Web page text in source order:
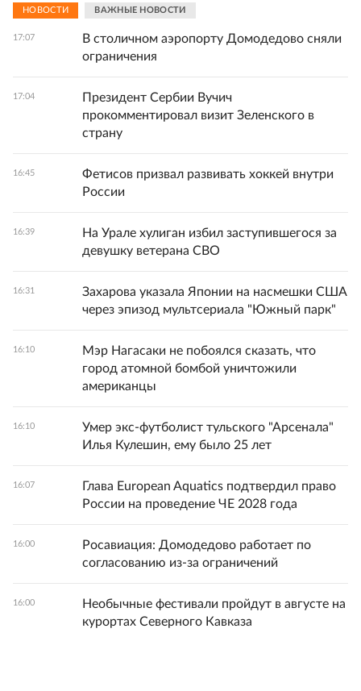
НОВОСТИ ВАЖНЫЕ НОВОСТИ
17:07
В столичном аэропорту Домодедово сняли
ограничения
17:04
Президент Сербии Вучич
прокомментировал визит Зеленского в
страну
16:45
Фетисов призвал развивать хоккей внутри
России
16:39
На Урале хулиган избил заступившегося за
девушку ветерана СВО
16:31
Захарова указала Японии на насмешки США
через эпизод мультсериала "Южный парк"
16:10
Мэр Нагасаки не побоялся сказать, что
город атомной бомбой уничтожили
американцы
16:10
Умер экс-футболист тульского "Арсенала"
Илья Кулешин, ему было 25 лет
16:07
Глава European Aquatics подтвердил право
России на проведение ЧЕ 2028 года
16:00
Росавиация: Домодедово работает по
согласованию из-за ограничений
16:00
Необычные фестивали пройдут в августе на
курортах Северного Кавказа